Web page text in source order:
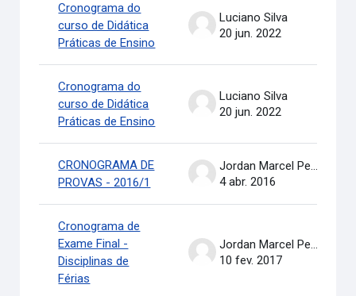
Cronograma do
curso de Didática
Práticas de Ensino
Luciano Silva
20 jun. 2022
Cronograma do
curso de Didática
Práticas de Ensino
Luciano Silva
20 jun. 2022
CRONOGRAMA DE
PROVAS - 2016/1
Jordan Marcel Pereira
4 abr. 2016
Cronograma de
Exame Final -
Disciplinas de
Férias
Jordan Marcel Pereira
10 fev. 2017